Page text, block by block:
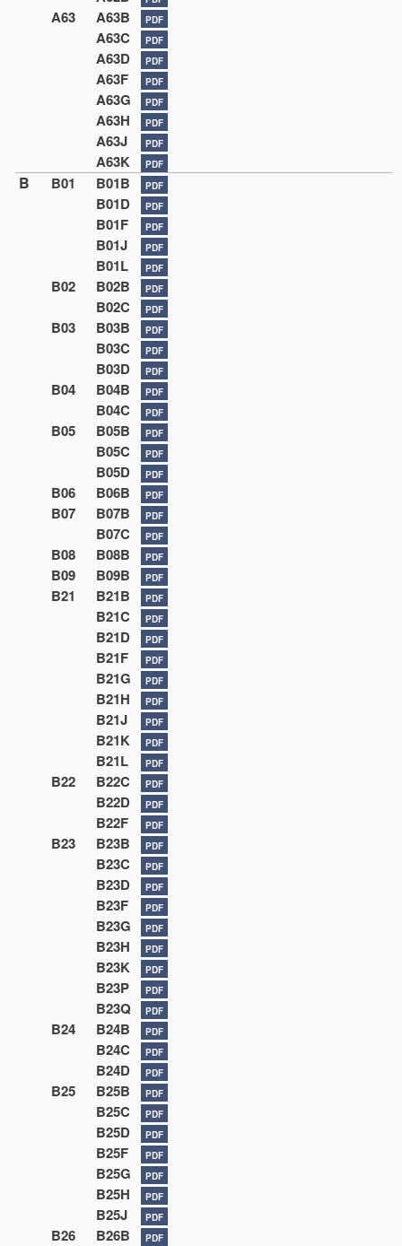
A63 A63B PDF
A63C PDF
A63D PDF
A63F PDF
A63G PDF
A63H PDF
A63J PDF
A63K PDF
B B01 B01B PDF
B01D PDF
B01F PDF
B01J PDF
B01L PDF
B02 B02B PDF
B02C PDF
B03 B03B PDF
B03C PDF
B03D PDF
B04 B04B PDF
B04C PDF
B05 B05B PDF
B05C PDF
B05D PDF
B06 B06B PDF
B07 B07B PDF
B07C PDF
B08 B08B PDF
B09 B09B PDF
B21 B21B PDF
B21C PDF
B21D PDF
B21F PDF
B21G PDF
B21H PDF
B21J PDF
B21K PDF
B21L PDF
B22 B22C PDF
B22D PDF
B22F PDF
B23 B23B PDF
B23C PDF
B23D PDF
B23F PDF
B23G PDF
B23H PDF
B23K PDF
B23P PDF
B23Q PDF
B24 B24B PDF
B24C PDF
B24D PDF
B25 B25B PDF
B25C PDF
B25D PDF
B25F PDF
B25G PDF
B25H PDF
B25J PDF
B26 B26B PDF